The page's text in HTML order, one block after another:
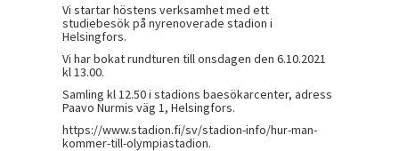
Vi startar höstens verksamhet med ett
studiebesök på nyrenoverade stadion i
Helsingfors.
Vi har bokat rundturen till onsdagen den 6.10.2021
kl 13.00.
Samling kl 12.50 i stadions baesökarcenter, adress
Paavo Nurmis väg 1, Helsingfors.
https://www.stadion.fi/sv/stadion-info/hur-man-
kommer-till-olympiastadion.